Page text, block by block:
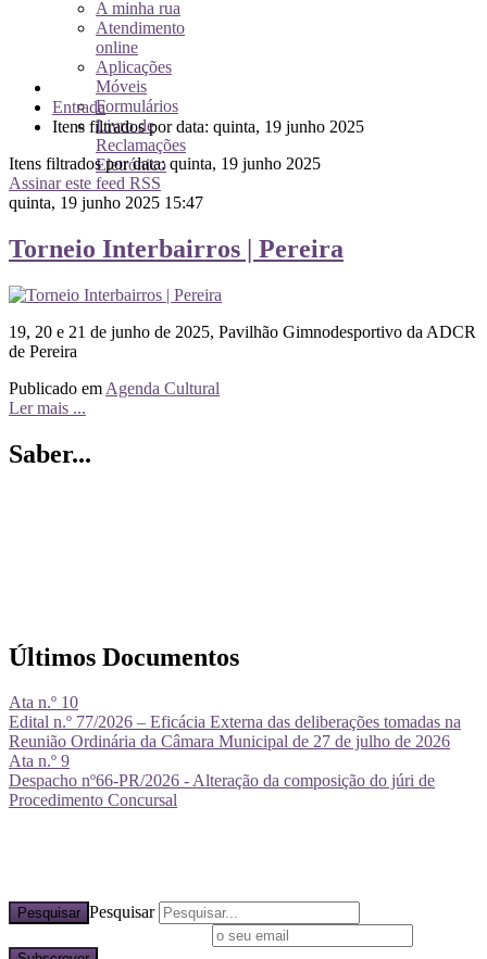
A minha rua
Atendimento
online
Aplicações
Móveis
Formulários
Livro de
Reclamações
Eletrónico
Entrada
Itens filtrados por data: quinta, 19 junho 2025
Itens filtrados por data: quinta, 19 junho 2025
Assinar este feed RSS
quinta, 19 junho 2025 15:47
Torneio Interbairros | Pereira
19, 20 e 21 de junho de 2025, Pavilhão Gimnodesportivo da ADCR
de Pereira
Publicado em Agenda Cultural
Ler mais ...
Saber...
Últimos Documentos
Ata n.º 10
Edital n.º 77/2026 – Eficácia Externa das deliberações tomadas na
Reunião Ordinária da Câmara Municipal de 27 de julho de 2026
Ata n.º 9
Despacho nº66-PR/2026 - Alteração da composição do júri de
Procedimento Concursal
Pesquisar Pesquisar